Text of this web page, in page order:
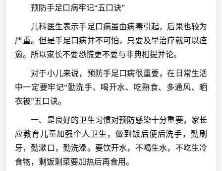
预防手足口病牢记“五口诀”
儿科医生表示手足口病虽由病毒引起，后果也较为
严重。但是手足口病并不可怕，只要及早治疗就可以痊
愈。所以家长不要恐慌更不要与非典相提并论。
对于小儿来说，预防手足口病很重要，在日常生活
中一定要牢记“勤洗手、喝开水、吃熟食、多通风、晒
衣被”五口诀。
一、是良好的卫生习惯对预防感染十分重要。家长
应教育儿童加强个人卫生，做到饭后便后洗手，勤刷
牙，勤漱口，勤洗澡。要饮开水，不喝生水，不吃生冷
食物，剩饭剩菜要加热后再食用。